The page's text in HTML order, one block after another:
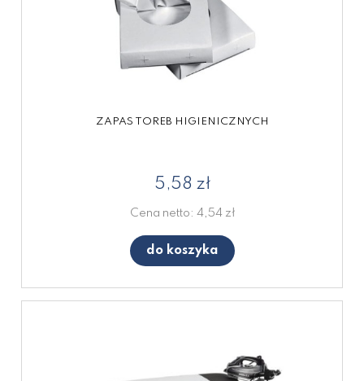
ZAPAS TOREB HIGIENICZNYCH
5,58 zł
Cena netto: 4,54 zł
do koszyka